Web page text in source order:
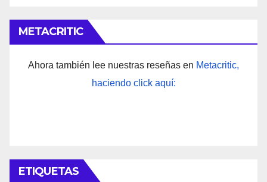
METACRITIC
Ahora también lee nuestras reseñas en Metacritic,
haciendo click aquí:
ETIQUETAS